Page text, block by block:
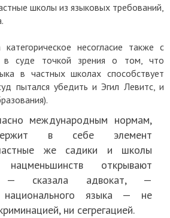
школы из языковых требований,
категорическое несогласие также с
в суде точкой зрения о том, что
в частных школах способствует
пытался убедить и Эгил Левитс, и
международным нормам,
в себе элемент
же садики и школы
нацменьшинств открывают
— сказала адвокат, —
национального языка — не
ни сегрегацией.